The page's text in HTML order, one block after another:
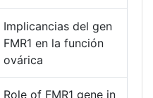
Implicancias del gen
FMR1 en la función
ovárica
Role of FMR1 gene in